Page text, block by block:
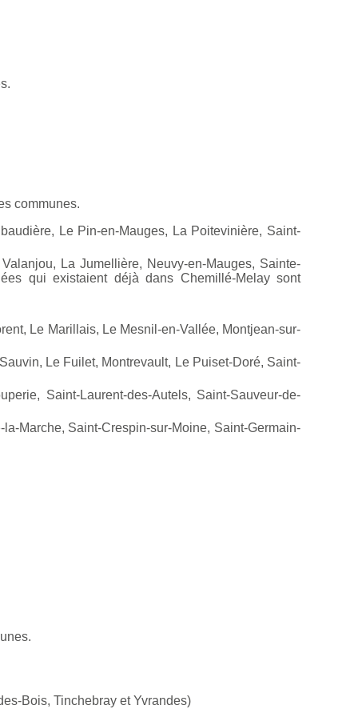
communes.
Le Pin-en-Mauges, La Poitevinière, Saint-
La Jumellière, Neuvy-en-Mauges, Sainte-
qui existaient déjà dans Chemillé-Melay sont
Le Marillais, Le Mesnil-en-Vallée, Montjean-sur-
Le Fuilet, Montrevault, Le Puiset-Doré, Saint-
Saint-Laurent-des-Autels, Saint-Sauveur-de-
Marche, Saint-Crespin-sur-Moine, Saint-Germain-
Bois, Tinchebray et Yvrandes)